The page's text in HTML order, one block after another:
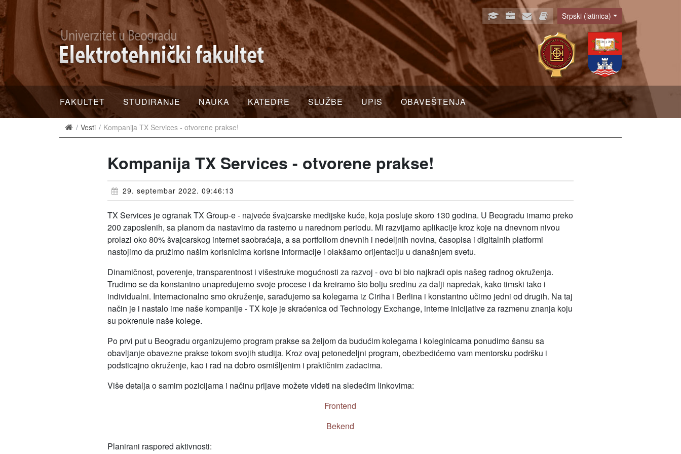
Language
Srpski (latinica)
FAKULTET STUDIRANJE NAUKA KATEDRE SLUŽBE UPIS OBAVEŠTENJA
Vesti Kompanija TX Services - otvorene prakse!
Kompanija TX Services - otvorene prakse!
29. septembar 2022. 09:46:13
TX Services je ogranak TX Group-e - najveće švajcarske medijske kuće, koja posluje skoro 130 godina. U Beogradu imamo preko
200 zaposlenih, sa planom da nastavimo da rastemo u narednom periodu. Mi razvijamo aplikacije kroz koje na dnevnom nivou
prolazi oko 80% švajcarskog internet saobraćaja, a sa portfoliom dnevnih i nedeljnih novina, časopisa i digitalnih platformi
nastojimo da pružimo našim korisnicima korisne informacije i olakšamo orijentaciju u današnjem svetu.
Dinamičnost, poverenje, transparentnost i višestruke mogućnosti za razvoj - ovo bi bio najkraći opis našeg radnog okruženja.
Trudimo se da konstantno unapređujemo svoje procese i da kreiramo što bolju sredinu za dalji napredak, kako timski tako i
individualni. Internacionalno smo okruženje, sarađujemo sa kolegama iz Ciriha i Berlina i konstantno učimo jedni od drugih. Na taj
način je i nastalo ime naše kompanije - TX koje je skraćenica od Technology Exchange, interne inicijative za razmenu znanja koju
su pokrenule naše kolege.
Po prvi put u Beogradu organizujemo program prakse sa željom da budućim kolegama i koleginicama ponudimo šansu sa
obavljanje obavezne prakse tokom svojih studija. Kroz ovaj petonedeljni program, obezbedićemo vam mentorsku podršku i
podsticajno okruženje, kao i rad na dobro osmišljenim i praktičnim zadacima.
Više detalja o samim pozicijama i načinu prijave možete videti na sledećim linkovima:
Frontend
Bekend
Planirani raspored aktivnosti: